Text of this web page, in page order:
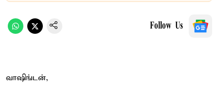
Follow Us
வாஷிங்டன்,